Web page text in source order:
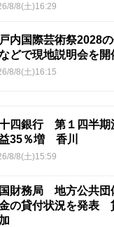
8/8(土)16:29
内国際芸術祭2028
どで現地説明会を開
8/8(土)16:15
四銀行 第１四半
35％増 香川
8/8(土)15:59
財務局 地方公共団
の貸付状況を発表